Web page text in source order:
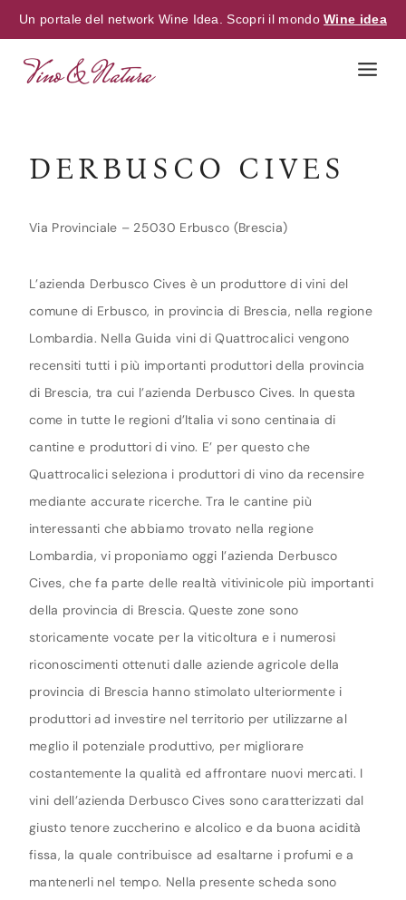
Un portale del network Wine Idea. Scopri il mondoWine idea
DERBUSCO CIVES
Via Provinciale – 25030 Erbusco (Brescia)
L’azienda Derbusco Cives è un produttore di vini del
comune di Erbusco, in provincia di Brescia, nella regione
Lombardia. Nella Guida vini di Quattrocalici vengono
recensiti tutti i più importanti produttori della provincia
di Brescia, tra cui l’azienda Derbusco Cives. In questa
come in tutte le regioni d’Italia vi sono centinaia di
cantine e produttori di vino. E’ per questo che
Quattrocalici seleziona i produttori di vino da recensire
mediante accurate ricerche. Tra le cantine più
interessanti che abbiamo trovato nella regione
Lombardia, vi proponiamo oggi l’azienda Derbusco
Cives, che fa parte delle realtà vitivinicole più importanti
della provincia di Brescia. Queste zone sono
storicamente vocate per la viticoltura e i numerosi
riconoscimenti ottenuti dalle aziende agricole della
provincia di Brescia hanno stimolato ulteriormente i
produttori ad investire nel territorio per utilizzarne al
meglio il potenziale produttivo, per migliorare
costantemente la qualità ed affrontare nuovi mercati. I
vini dell’azienda Derbusco Cives sono caratterizzati dal
giusto tenore zuccherino e alcolico e da buona acidità
fissa, la quale contribuisce ad esaltarne i profumi e a
mantenerli nel tempo. Nella presente scheda sono